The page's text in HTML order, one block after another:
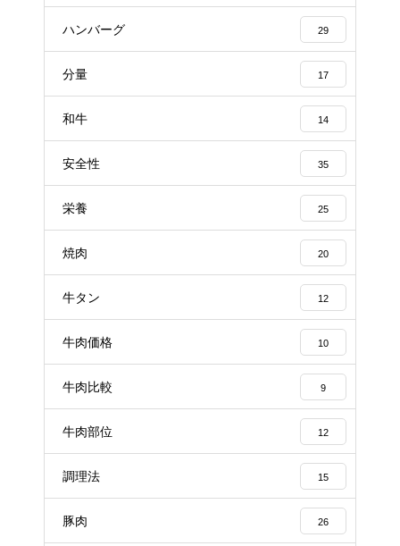
ハンバーグ 29
分量 17
和牛 14
安全性 35
栄養 25
焼肉 20
牛タン 12
牛肉価格 10
牛肉比較 9
牛肉部位 12
調理法 15
豚肉 26